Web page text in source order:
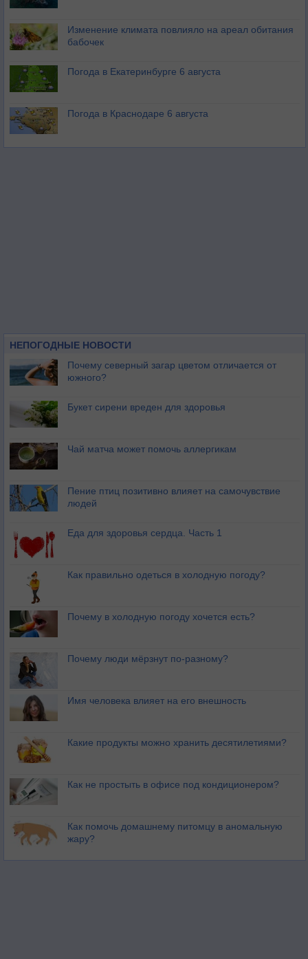
Изменение климата повлияло на ареал обитания
бабочек
Погода в Екатеринбурге 6 августа
Погода в Краснодаре 6 августа
НЕПОГОДНЫЕ НОВОСТИ
Почему северный загар цветом отличается от
южного?
Букет сирени вреден для здоровья
Чай матча может помочь аллергикам
Пение птиц позитивно влияет на самочувствие
людей
Еда для здоровья сердца. Часть 1
Как правильно одеться в холодную погоду?
Почему в холодную погоду хочется есть?
Почему люди мёрзнут по-разному?
Имя человека влияет на его внешность
Какие продукты можно хранить десятилетиями?
Как не простыть в офисе под кондиционером?
Как помочь домашнему питомцу в аномальную
жару?